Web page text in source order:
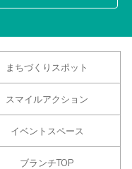
まちづくりスポット
スマイルアクション
イベントスペース
ブランチTOP